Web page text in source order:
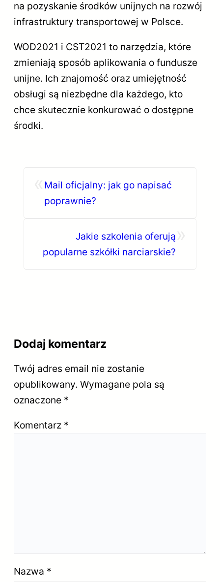
na pozyskanie środków unijnych na rozwój
infrastruktury transportowej w Polsce.
WOD2021 i CST2021 to narzędzia, które
zmieniają sposób aplikowania o fundusze
unijne. Ich znajomość oraz umiejętność
obsługi są niezbędne dla każdego, kto
chce skutecznie konkurować o dostępne
środki.
Mail oficjalny: jak go napisać
poprawnie?
Jakie szkolenia oferują
popularne szkółki narciarskie?
Dodaj komentarz
Twój adres email nie zostanie
opublikowany. Wymagane pola są
oznaczone *
Komentarz *
Nazwa *